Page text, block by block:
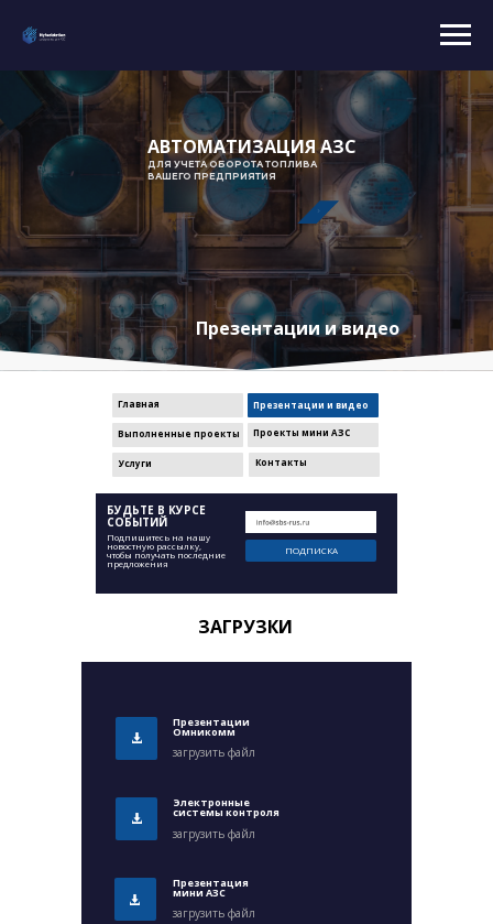
Презентации и видео
ДЛЯ УЧЕТА ОБОРОТА ТОПЛИВА
ВАШЕГО ПРЕДПРИЯТИЯ
АВТОМАТИЗАЦИЯ АЗС
Главная Презентации и видео
Услуги
Выполненные проекты Проекты мини АЗС
Контакты
БУДЬТЕ В КУРСЕ
СОБЫТИЙ
Подпишитесь на нашу
новостную рассылку,
чтобы получать последние
предложения
ПОДПИСКА
Презентации
Омникомм
загрузить файл
Электронные
системы контроля
загрузить файл
Презентация
мини АЗС
загрузить файл
ЗАГРУЗКИ